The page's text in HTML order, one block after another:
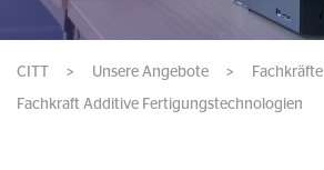
CITT > Unsere Angebote > Fachkräfte
Fachkraft Additive Fertigungstechnologien